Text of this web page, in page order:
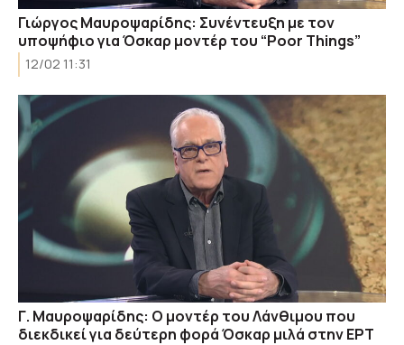
Γιώργος Μαυροψαρίδης: Συνέντευξη με τον
υποψήφιο για Όσκαρ μοντέρ του “Poor Things”
12/02 11:31
Γ. Μαυροψαρίδης: Ο μοντέρ του Λάνθιμου που
διεκδικεί για δεύτερη φορά Όσκαρ μιλά στην ΕΡΤ